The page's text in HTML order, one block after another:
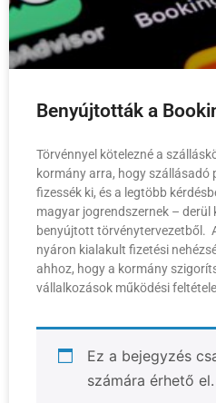
Benyújtották a
Törvénnyel kötelezné a
kormány arra, hogy szállásadó
fizessék ki, és a legtöbb
magyar jogrendszernek – derül
benyújtott törvénytervezetből.
nyáron kialakult fizetési
ahhoz, hogy a kormány
vállalkozások működési
Ez a bejegyzés
számára érhető el.